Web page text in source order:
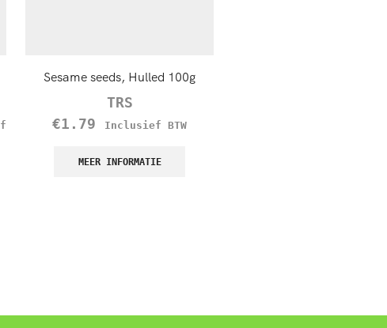
Sesame seeds, Hulled 100g
TRS
€1.79 Inclusief BTW
MEER INFORMATIE